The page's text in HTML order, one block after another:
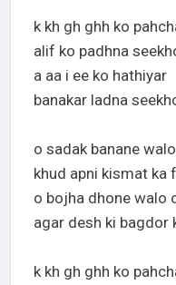
k kh gh ghh ko
alif ko padhna
a aa i ee ko hathiyar
banakar ladna
o sadak banane
khud apni kismat ka
o bojha dhone walo
agar desh ki bagdor
k kh gh ghh ko